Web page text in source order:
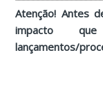
Atenção! Antes
impacto
lançamentos/